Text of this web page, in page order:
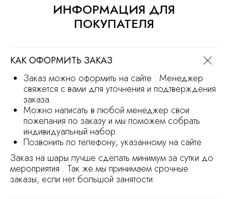
ИНФОРМАЦИЯ ДЛЯ
ПОКУПАТЕЛЯ
КАК ОФОРМИТЬ ЗАКАЗ
Заказ можно оформить на сайте . Менеджер
свяжется с вами для уточнения и подтверждения
заказа.
Можно написать в любой менеджер свои
пожелания по заказу и мы поможем собрать
индивидуальный набор.
Позвонить по телефону, указанному на сайте
Заказ на шары лучше сделать минимум за сутки до
мероприятия . Так же мы принимаем срочные
заказы, если нет большой занятости.
ОСТАВИТЬ ЗАЯВКУ
Политика обработки персональных
данных
МЫ В СОЦ.СЕТЯХ
Россия, г. Нижний Новгород,
ул. Невзоровых , д 111
Заказ на сайте можно оформить круглосуточно